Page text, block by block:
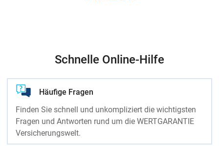
Schnelle Online-Hilfe
Häufige Fragen
Finden Sie schnell und unkompliziert die wichtigsten
Fragen und Antworten rund um die WERTGARANTIE
Versicherungswelt.